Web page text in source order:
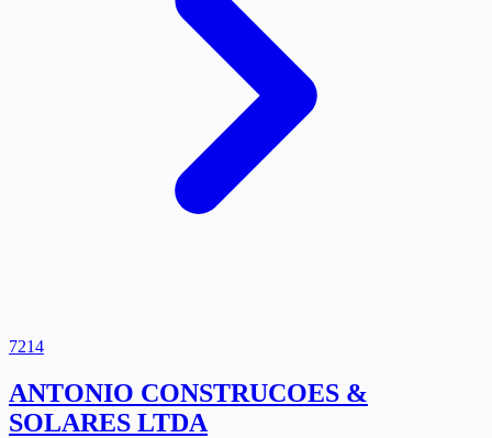
7214
ANTONIO CONSTRUCOES &
SOLARES LTDA